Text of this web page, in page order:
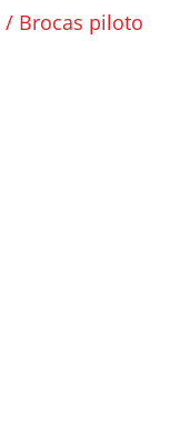
/ Brocas piloto